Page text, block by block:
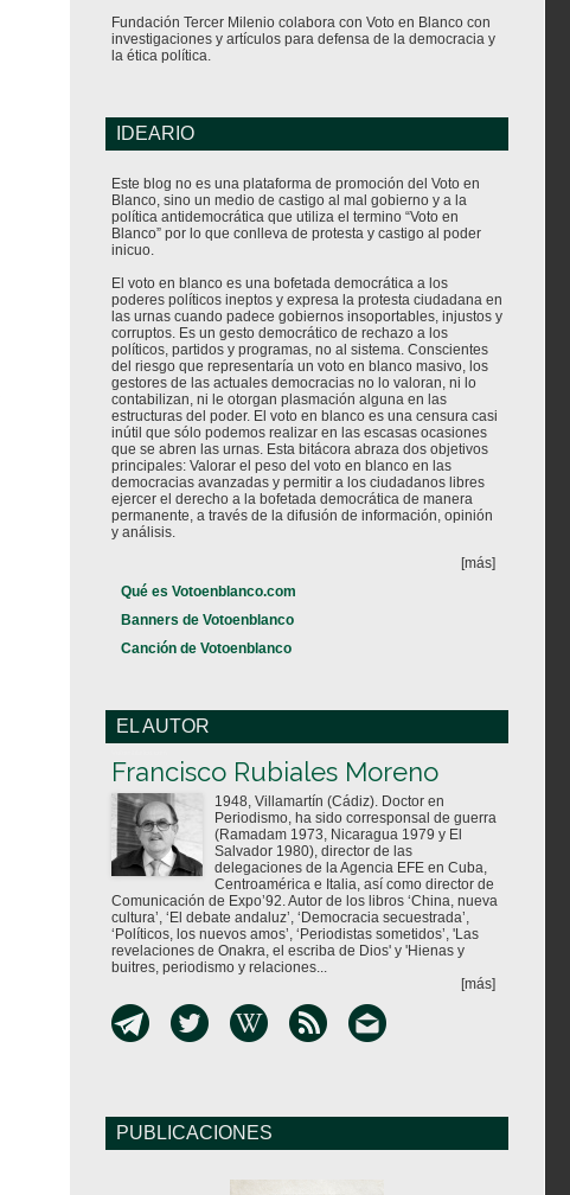
Fundación Tercer Milenio colabora con Voto en Blanco con
investigaciones y artículos para defensa de la democracia y
la ética política.
IDEARIO
Este blog no es una plataforma de promoción del Voto en
Blanco, sino un medio de castigo al mal gobierno y a la
política antidemocrática que utiliza el termino “Voto en
Blanco” por lo que conlleva de protesta y castigo al poder
inicuo.
El voto en blanco es una bofetada democrática a los
poderes políticos ineptos y expresa la protesta ciudadana en
las urnas cuando padece gobiernos insoportables, injustos y
corruptos. Es un gesto democrático de rechazo a los
políticos, partidos y programas, no al sistema. Conscientes
del riesgo que representaría un voto en blanco masivo, los
gestores de las actuales democracias no lo valoran, ni lo
contabilizan, ni le otorgan plasmación alguna en las
estructuras del poder. El voto en blanco es una censura casi
inútil que sólo podemos realizar en las escasas ocasiones
que se abren las urnas. Esta bitácora abraza dos objetivos
principales: Valorar el peso del voto en blanco en las
democracias avanzadas y permitir a los ciudadanos libres
ejercer el derecho a la bofetada democrática de manera
permanente, a través de la difusión de información, opinión
y análisis.
[más]
Qué es Votoenblanco.com
Banners de Votoenblanco
Canción de Votoenblanco
EL AUTOR
Francisco Rubiales Moreno
1948, Villamartín (Cádiz). Doctor en
Periodismo, ha sido corresponsal de guerra
(Ramadam 1973, Nicaragua 1979 y El
Salvador 1980), director de las
delegaciones de la Agencia EFE en Cuba,
Centroamérica e Italia, así como director de
Comunicación de Expo’92. Autor de los libros ‘China, nueva
cultura’, ‘El debate andaluz’, ‘Democracia secuestrada’,
‘Políticos, los nuevos amos’, ‘Periodistas sometidos’, 'Las
revelaciones de Onakra, el escriba de Dios' y 'Hienas y
buitres, periodismo y relaciones...
[más]
PUBLICACIONES